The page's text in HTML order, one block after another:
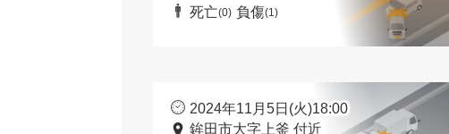
死亡(0) 負傷(1)
2024年11月5日(火)18:00
鉾田市大字上釜 付近